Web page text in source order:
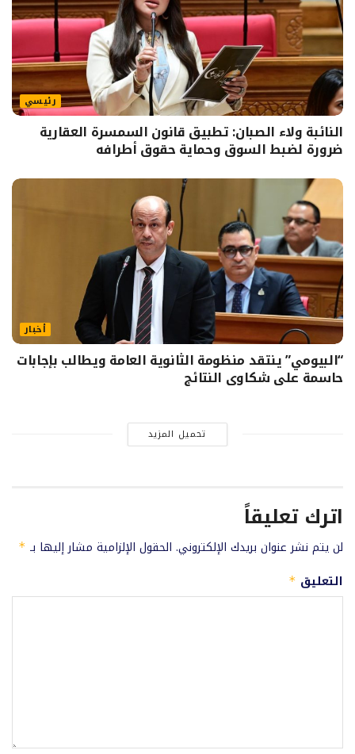
رئيسي
النائبة ولاء الصبان: تطبيق قانون السمسرة العقارية
ضرورة لضبط السوق وحماية حقوق أطرافه
أخبار
“البيومي” ينتقد منظومة الثانوية العامة ويطالب بإجابات
حاسمة على شكاوى النتائج
تحميل المزيد
اترك تعليقاً
لن يتم نشر عنوان بريدك الإلكتروني. الحقول الإلزامية مشار إليها بـ *
التعليق *